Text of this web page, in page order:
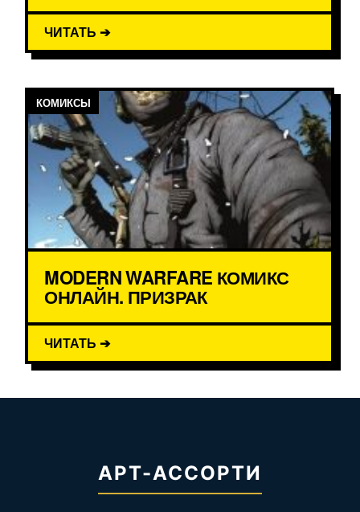
ЧИТАТЬ ➔
КОМИКСЫ
MODERN WARFARE КОМИКС
ОНЛАЙН. ПРИЗРАК
ЧИТАТЬ ➔
АРТ-АССОРТИ